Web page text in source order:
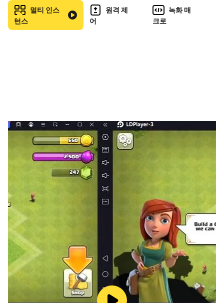
원작(原作)의 작가, 성우, 디자이너가 모두 참여한 오리지널
페이트 작품!
가 발동
▷하면 할수록 빠져드는 비주얼 성장 요소◁
마음이 맞는 서번트를 성장시켜 보세요.
성장할 수록 달라지는 일러스트와 배틀 모션!
비주얼 쾌감을 선사해 드립니다.
▶▶페그오! 공식 홈페이지◀◀
http://fgo.netmarble.com
▶▶페그오! 공식 커뮤니티◀◀
멀티 인스
턴스
원격 제
어
녹화 매
크로